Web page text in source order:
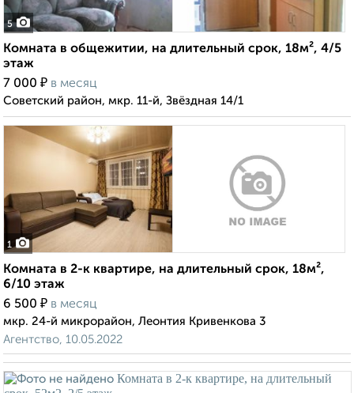
5
Комната в общежитии, на длительный срок, 18м², 4/5
этаж
7 000 ₽ в месяц
Советский район, мкр. 11-й, Звёздная 14/1
1
Комната в 2-к квартире, на длительный срок, 18м²,
6/10 этаж
6 500 ₽ в месяц
мкр. 24-й микрорайон, Леонтия Кривенкова 3
Агентство, 10.05.2022